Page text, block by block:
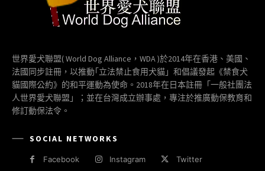
世界愛犬聯盟( World Dog Alliance，WDA )於2014年在香港、美國、
法國同步註冊，以推動｢立法禁止食用犬貓」和倡議發起《禁食犬
貓國際公約》的和平運動為使命。2018年在日本註冊「一般社團法
人世界愛犬聯盟」；並在台灣成立辦事處，專注於推廣動保教育和
修訂動保法令。
SOCIAL NETWORKS
Facebook Instagram Twitter